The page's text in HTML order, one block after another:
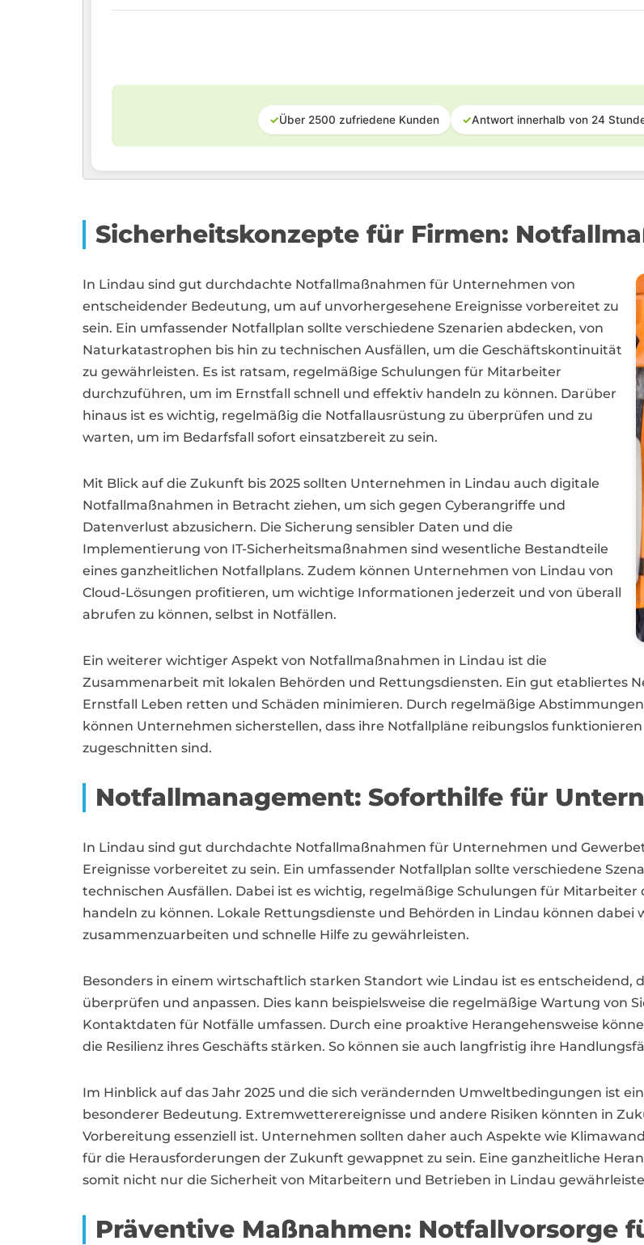
✓Über 2500 zufriedene Kunden ✓Antwort innerhalb von 24
Sicherheitskonzepte für Firmen:
In Lindau sind gut durchdachte Notfallmaßnahmen für Unternehmen von
entscheidender Bedeutung, um auf unvorhergesehene Ereignisse vorbereitet zu
sein. Ein umfassender Notfallplan sollte verschiedene Szenarien abdecken, von
Naturkatastrophen bis hin zu technischen Ausfällen, um die Geschäftskontinuität
zu gewährleisten. Es ist ratsam, regelmäßige Schulungen für Mitarbeiter
durchzuführen, um im Ernstfall schnell und effektiv handeln zu können. Darüber
hinaus ist es wichtig, regelmäßig die Notfallausrüstung zu überprüfen und zu
warten, um im Bedarfsfall sofort einsatzbereit zu sein.
Mit Blick auf die Zukunft bis 2025 sollten Unternehmen in Lindau auch digitale
Notfallmaßnahmen in Betracht ziehen, um sich gegen Cyberangriffe und
Datenverlust abzusichern. Die Sicherung sensibler Daten und die
Implementierung von IT-Sicherheitsmaßnahmen sind wesentliche Bestandteile
eines ganzheitlichen Notfallplans. Zudem können Unternehmen von Lindau von
Cloud-Lösungen profitieren, um wichtige Informationen jederzeit und von überall
abrufen zu können, selbst in Notfällen.
Ein weiterer wichtiger Aspekt von Notfallmaßnahmen in Lindau ist die
Zusammenarbeit mit lokalen Behörden und Rettungsdiensten. Ein gut etabliertes
Ernstfall Leben retten und Schäden minimieren. Durch regelmäßige
können Unternehmen sicherstellen, dass ihre Notfallpläne reibungslos
zugeschnitten sind.
Notfallmanagement: Soforthilfe für
In Lindau sind gut durchdachte Notfallmaßnahmen für Unternehmen und
Ereignisse vorbereitet zu sein. Ein umfassender Notfallplan sollte verschiedene
technischen Ausfällen. Dabei ist es wichtig, regelmäßige Schulungen für
handeln zu können. Lokale Rettungsdienste und Behörden in Lindau können
zusammenzuarbeiten und schnelle Hilfe zu gewährleisten.
Besonders in einem wirtschaftlich starken Standort wie Lindau ist es
überprüfen und anpassen. Dies kann beispielsweise die regelmäßige Wartung von
Kontaktdaten für Notfälle umfassen. Durch eine proaktive Herangehensweise
die Resilienz ihres Geschäfts stärken. So können sie auch langfristig ihre
Im Hinblick auf das Jahr 2025 und die sich verändernden Umweltbedingungen ist
besonderer Bedeutung. Extremwetterereignisse und andere Risiken könnten in
Vorbereitung essenziell ist. Unternehmen sollten daher auch Aspekte wie
für die Herausforderungen der Zukunft gewappnet zu sein. Eine ganzheitliche
somit nicht nur die Sicherheit von Mitarbeitern und Betrieben in Lindau
Präventive Maßnahmen: Notfallvorsorge